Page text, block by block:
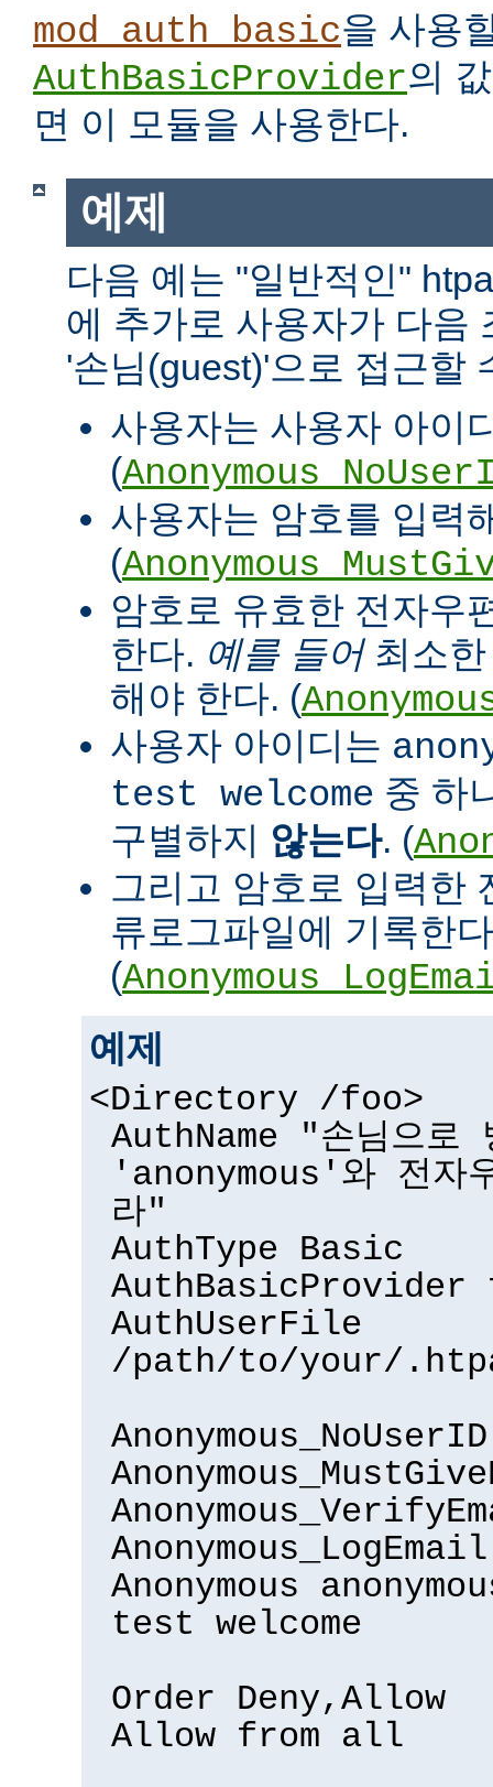
mod_auth_basic을 사용
AuthBasicProvider의
면 이 모듈을 사용한다.
예제
다음 예는 "일반적인"
에 추가로 사용자가 다음
'손님(guest)'으로 접근할
사용자는 사용자 아이
(
사용자는 암호를 입력
(
암호로 유효한 전자우
한다. 예를 들어최소한
해야 한다. (
사용자 아이디는
test welcome 중 하
구별하지 않는다. (
그리고 암호로 입력한
류로그파일에 기록한
(
예제
<Directory /foo>
AuthName "손님으로
'anonymous'와 전자
라"
AuthType Basic
AuthUserFile
/path/to/your/
Anonymous
test welcome
Order Deny,Allow
Allow from all